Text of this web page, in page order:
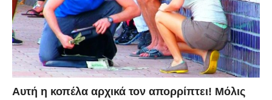
Αυτή η κοπέλα αρχικά τον απορρίπτει! Μόλις